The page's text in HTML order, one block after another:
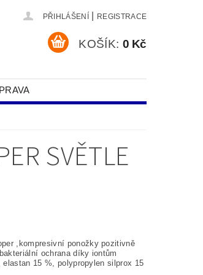
PŘIHLÁŠENÍ REGISTRACE
KOŠÍK: 0 Kč
SVĚTLE
,kompresivní ponožky pozitivně
ochrana díky iontům
15 %, polypropylen silprox 15